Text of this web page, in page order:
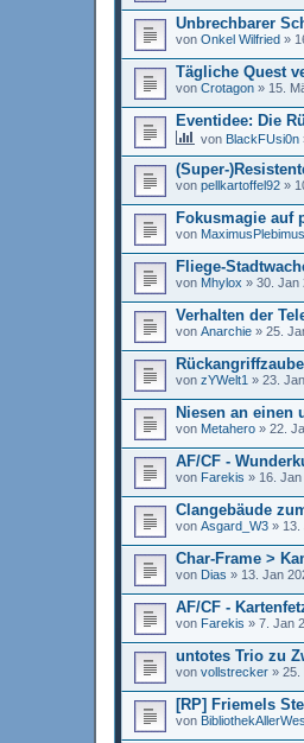
Unbrechbarer
von Onkel Wilfried »
Tägliche Quest
von Crotagon » 15.
Eventidee: Die
von BlackFUsi0n
(Super-
von pellkartoffel92 »
Fokusmagie auf
von MaximusPlebimus
Fliege-
von Mhylox » 30. Jan
Verhalten der
von Anarchie » 25.
von zYWelt1 » 23.
Niesen an einen
von Metahero » 22.
AF/CF -
von Farekis » 16. Jan
Clangebäude
von Asgard_W3 » 13.
Char-Frame >
von Dias » 13. Jan
AF/CF -
von Farekis » 7. Jan
untotes Trio zu
von vollstrecker » 25.
[RP] Friemels
von